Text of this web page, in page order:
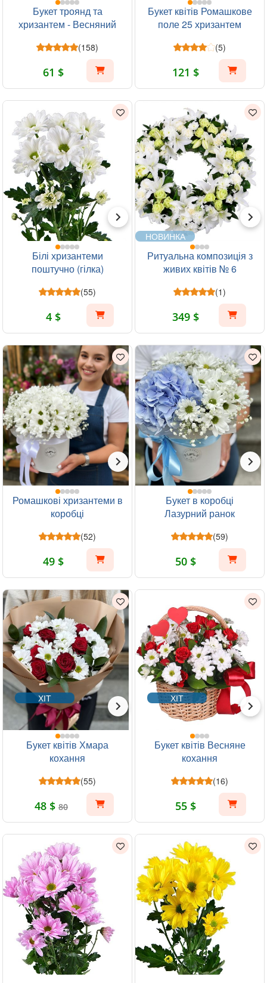
Букет троянд та
хризантем - Весняний
(158)
61 $
Букет квітів Ромашкове
поле 25 хризантем
(5)
121 $
Білі хризантеми
поштучно (гілка)
(55)
4 $
НОВИНКА
Ритуальна композиція з
живих квітів № 6
(1)
349 $
Ромашкові хризантеми в
коробці
(52)
49 $
Букет в коробці
Лазурний ранок
(59)
50 $
ХІТ
Букет квітів Хмара
кохання
(55)
48 $ 80
ХІТ
Букет квітів Весняне
кохання
(16)
55 $